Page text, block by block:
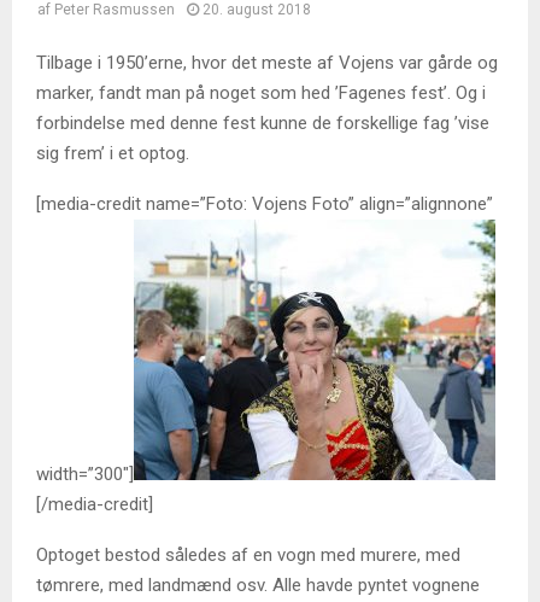
af Peter Rasmussen 20. august 2018
Tilbage i 1950’erne, hvor det meste af Vojens var gårde og
marker, fandt man på noget som hed ’Fagenes fest’. Og i
forbindelse med denne fest kunne de forskellige fag ’vise
sig frem’ i et optog.
[media-credit name=”Foto: Vojens Foto” align=”alignnone”
width=”300″]
[/media-credit]
Optoget bestod således af en vogn med murere, med
tømrere, med landmænd osv. Alle havde pyntet vognene